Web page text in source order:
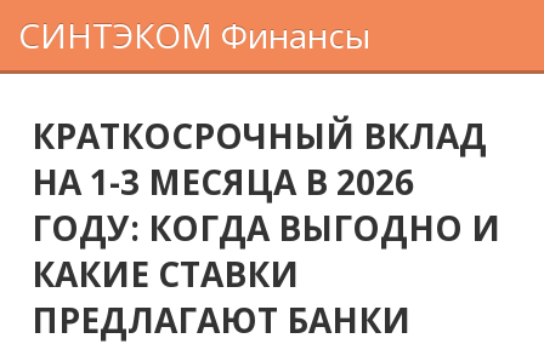
СИНТЭКОМ Финансы
КРАТКОСРОЧНЫЙ ВКЛАД
НА 1-3 МЕСЯЦА В 2026
ГОДУ: КОГДА ВЫГОДНО И
КАКИЕ СТАВКИ
ПРЕДЛАГАЮТ БАНКИ